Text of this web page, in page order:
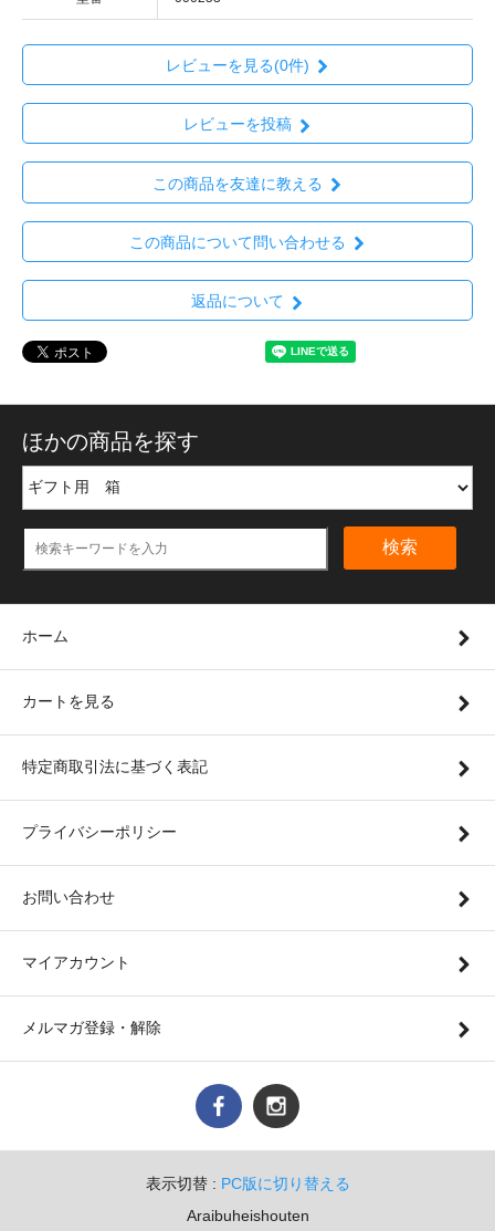
レビューを見る(0件)
レビューを投稿
この商品を友達に教える
この商品について問い合わせる
返品について
ほかの商品を探す
検索
ホーム
カートを見る
特定商取引法に基づく表記
プライバシーポリシー
お問い合わせ
マイアカウント
メルマガ登録・解除
表示切替 : PC版に切り替える
Araibuheishouten